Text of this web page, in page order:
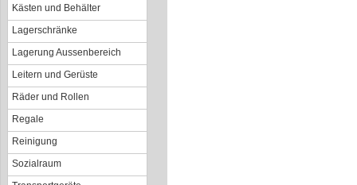
Kästen und Behälter
Lagerschränke
Lagerung Aussenbereich
Leitern und Gerüste
Räder und Rollen
Regale
Reinigung
Sozialraum